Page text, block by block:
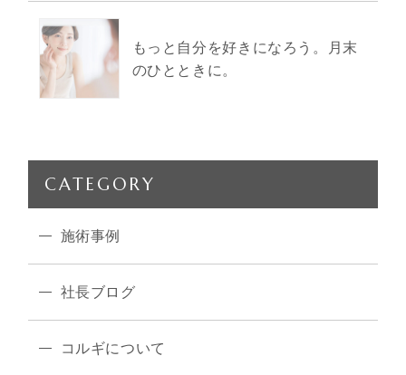
もっと自分を好きになろう。月末
のひとときに。
CATEGORY
施術事例
社長ブログ
コルギについて